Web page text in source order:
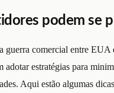
podem se
guerra comercial entre EUA
adotar estratégias para
Aqui estão algumas